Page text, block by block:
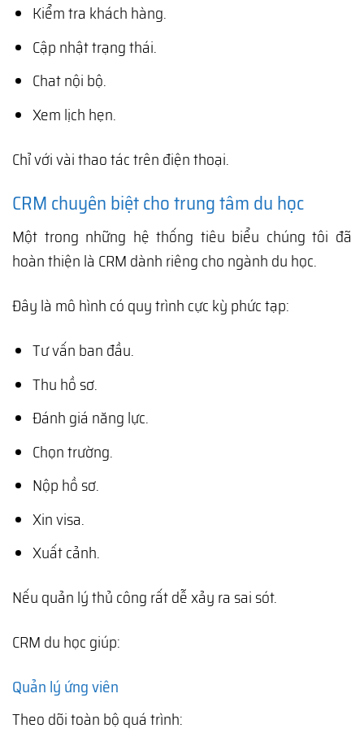
Kiểm tra khách hàng.
Cập nhật trạng thái.
Chat nội bộ.
Xem lịch hẹn.
Chỉ với vài thao tác trên điện thoại.
CRM chuyên biệt cho trung tâm du học
Một trong những hệ thống tiêu biểu chúng tôi đã
hoàn thiện là CRM dành riêng cho ngành du học.
Đây là mô hình có quy trình cực kỳ phức tạp:
Tư vấn ban đầu.
Thu hồ sơ.
Đánh giá năng lực.
Chọn trường.
Nộp hồ sơ.
Xin visa.
Xuất cảnh.
Nếu quản lý thủ công rất dễ xảy ra sai sót.
CRM du học giúp:
Quản lý ứng viên
Theo dõi toàn bộ quá trình: